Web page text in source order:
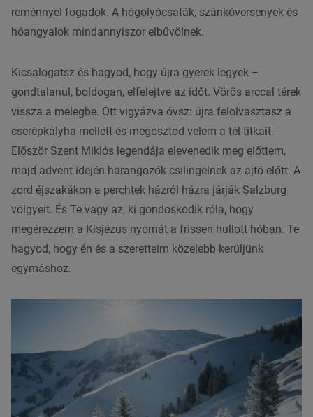
reménnyel fogadok. A hógolyócsaták, szánkóversenyek és
hóangyalok mindannyiszor elbűvölnek.
Kicsalogatsz és hagyod, hogy újra gyerek legyek –
gondtalanul, boldogan, elfelejtve az időt. Vörös arccal térek
vissza a melegbe. Ott vigyázva óvsz: újra felolvasztasz a
cserépkályha mellett és megosztod velem a tél titkait.
Először Szent Miklós legendája elevenedik meg előttem,
majd advent idején harangozók csilingelnek az ajtó előtt. A
zord éjszakákon a perchtek házról házra járják Salzburg
völgyeit. És Te vagy az, ki gondoskodik róla, hogy
megérezzem a Kisjézus nyomát a frissen hullott hóban. Te
hagyod, hogy én és a szeretteim közelebb kerüljünk
egymáshoz.